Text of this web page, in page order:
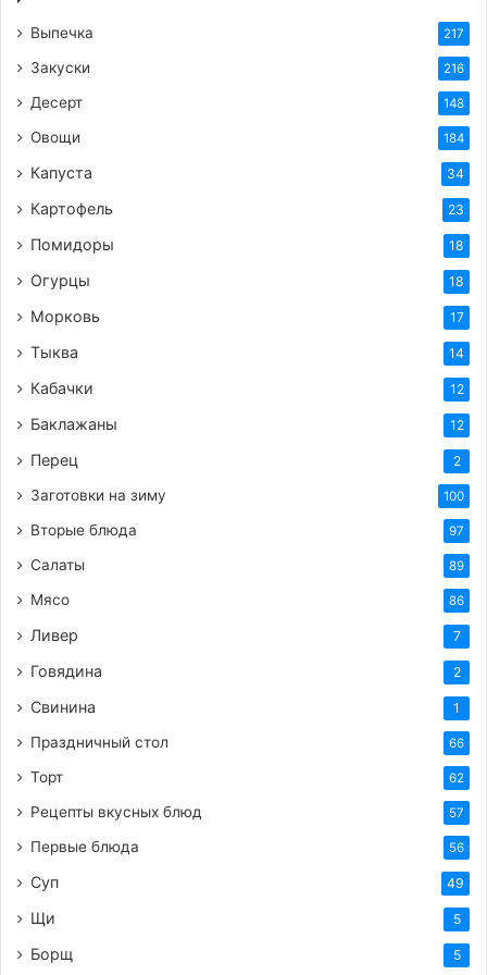
Добавить морковь и обжарить до мягкости.
Добавление специй и риса:
Добавить специи (зиру, кориандр, куркуму,
вместе в течение 1-2 минут, чтобы специи
Тушение шавли:
Залить рис горячей водой так, чтобы она
до готовности риса. Время приготовления
Периодически проверяйте уровень воды.
добавьте немного горячей воды.
Подача:
Выпечка 217
Закуски 216
Десерт 148
Овощи 184
Капуста 34
Картофель 23
Помидоры 18
Огурцы 18
Морковь 17
Тыква 14
Кабачки 12
Баклажаны 12
Перец 2
Заготовки на зиму 100
Вторые блюда 97
Салаты 89
Мясо 86
Ливер 7
Говядина 2
Свинина 1
Праздничный стол 66
Торт 62
Рецепты вкусных блюд 57
Первые блюда 56
Суп 49
Щи 5
Борщ 5